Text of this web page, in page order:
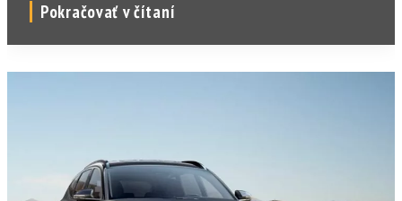
Pokračovať v čítaní